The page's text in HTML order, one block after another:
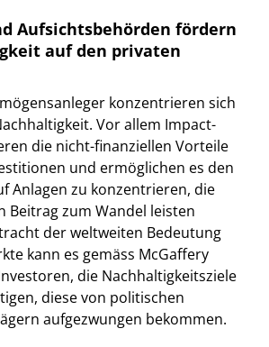
Aufsichtsbehörden fördern
auf den privaten
konzentrieren sich
Vor allem Impact-
die nicht-finanziellen Vorteile
und ermöglichen es den
Anlagen zu konzentrieren, die
Beitrag zum Wandel leisten
der weltweiten Bedeutung
kann es gemäss McGaffery
die Nachhaltigkeitsziele
diese von politischen
aufgezwungen bekommen.